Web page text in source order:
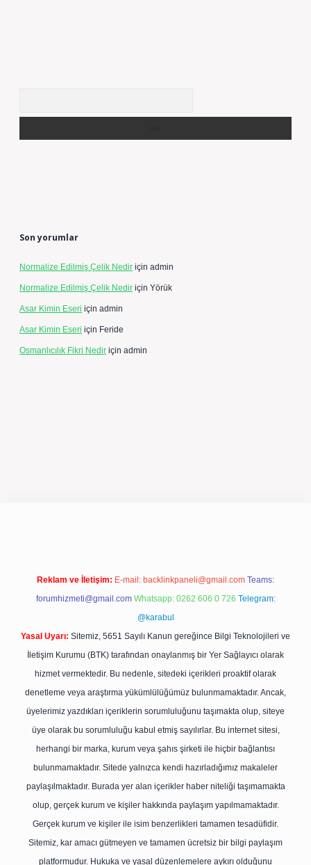
Son yorumlar
Normalize Edilmiş Çelik Nedir için admin
Normalize Edilmiş Çelik Nedir için Yörük
Asar Kimin Eseri için admin
Asar Kimin Eseri için Feride
Osmanlıcılık Fikri Nedir için admin
Reklam ve İletişim: E-mail: backlinkpaneli@gmail.com Teams:
forumhizmeti@gmail.com Whatsapp: 0262 606 0 726 Telegram:
@karabul
Yasal Uyarı: Sitemiz, 5651 Sayılı Kanun gereğince Bilgi Teknolojileri ve
İletişim Kurumu (BTK) tarafından onaylanmış bir Yer Sağlayıcı olarak
hizmet vermektedir. Bu nedenle, sitedeki içerikleri proaktif olarak
denetleme veya araştırma yükümlülüğümüz bulunmamaktadır. Ancak,
üyelerimiz yazdıkları içeriklerin sorumluluğunu taşımakta olup, siteye
üye olarak bu sorumluluğu kabul etmiş sayılırlar. Bu internet sitesi,
herhangi bir marka, kurum veya şahıs şirketi ile hiçbir bağlantısı
bulunmamaktadır. Sitede yalnızca kendi hazırladığımız makaleler
paylaşılmaktadır. Burada yer alan içerikler haber niteliği taşımamakta
olup, gerçek kurum ve kişiler hakkında paylaşım yapılmamaktadır.
Gerçek kurum ve kişiler ile isim benzerlikleri tamamen tesadüfidir.
Sitemiz, kar amacı gütmeyen ve tamamen ücretsiz bir bilgi paylaşım
platformudur. Hukuka ve yasal düzenlemelere aykırı olduğunu